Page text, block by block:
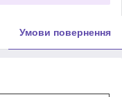
Умови повернення